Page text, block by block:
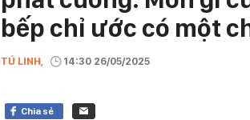
bếp chỉ ước có một
TÚ LINH, 14:30 26/05/2025
Chia sẻ